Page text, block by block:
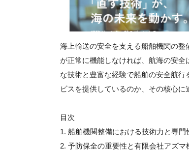
海上輸送の安全を支える船舶機関の
が正常に機能しなければ、航海の安
な技術と豊富な経験で船舶の安全航
ビスを提供しているのか、その核心に
目次
1. 船舶機関整備における技術力と専門
2. 予防保全の重要性と有限会社アズマ